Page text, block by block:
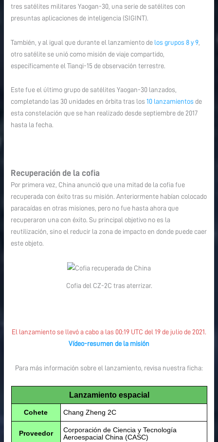
tres satélites militares Yaogan-30, una serie de satélites con
presuntas aplicaciones de inteligencia (SIGINT).
También, y al igual que durante el lanzamiento de los grupos 8 y 9,
otro satélite se unió como misión de viaje compartido,
específicamente el Tianqi-15 de observación terrestre.
Este fue el último grupo de satélites Yaogan-30 lanzados,
completando las 30 unidades en órbita tras los10 lanzamientos de
esta constelación que se han realizado desde septiembre de 2017
hasta la fecha.
Recuperación de la cofia
Por primera vez, China anunció que una mitad de la cofia fue
recuperada con éxito tras su misión. Anteriormente habían colocado
paracaídas en otras misiones, pero no fue hasta ahora que
recuperaron una con éxito. Su principal objetivo no es la
reutilización, sino el reducir la zona de impacto en donde puede caer
este objeto.
Cofia del CZ-2C tras aterrizar.
El lanzamiento se llevó a cabo a las 00:19 UTC del 19 de julio de 2021.
Vídeo-resumen de la misión
Para más información sobre el lanzamiento, revisa nuestra ficha:
Lanzamiento espacial
Cohete Chang Zheng 2C
Proveedor
Corporación de Ciencia y Tecnología
Aeroespacial China (CASC)